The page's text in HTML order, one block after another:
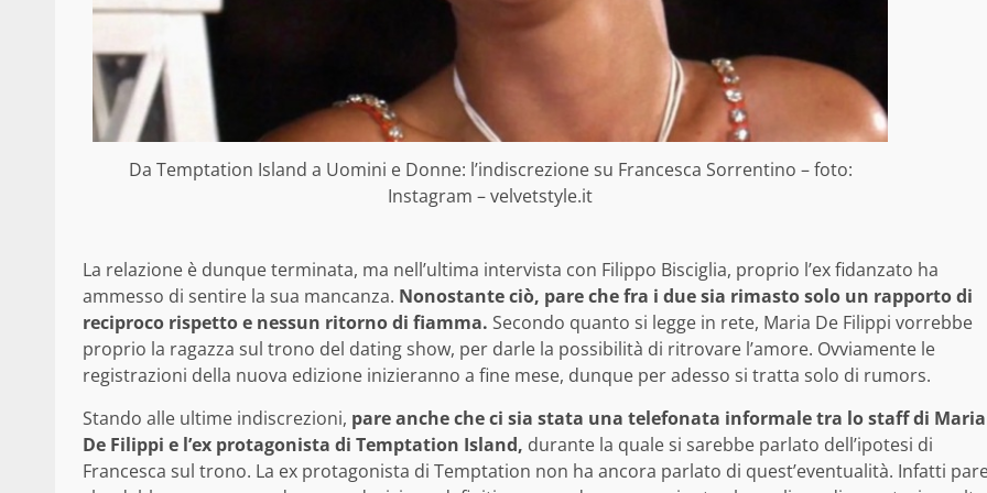
Da Temptation Island a Uomini e Donne: l’indiscrezione su Francesca Sorrentino – foto:
Instagram – velvetstyle.it
La relazione è dunque terminata, ma nell’ultima intervista con Filippo Bisciglia, proprio l’ex fidanzato ha
ammesso di sentire la sua mancanza. Nonostante ciò, pare che fra i due sia rimasto solo un rapporto di
reciproco rispetto e nessun ritorno di fiamma. Secondo quanto si legge in rete, Maria De Filippi vorrebbe
proprio la ragazza sul trono del dating show, per darle la possibilità di ritrovare l’amore. Ovviamente le
registrazioni della nuova edizione inizieranno a fine mese, dunque per adesso si tratta solo di rumors.
Stando alle ultime indiscrezioni, pare anche che ci sia stata una telefonata informale tra lo staff di Maria
De Filippi e l’ex protagonista di Temptation Island, durante la quale si sarebbe parlato dell’ipotesi di
Francesca sul trono. La ex protagonista di Temptation non ha ancora parlato di quest’eventualità. Infatti